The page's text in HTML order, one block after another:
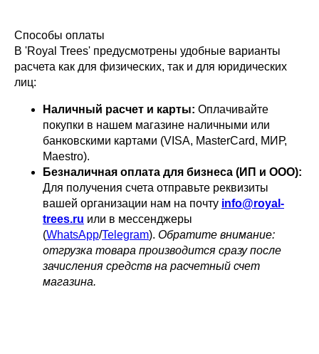
Способы оплаты
В 'Royal Trees' предусмотрены удобные варианты
расчета как для физических, так и для юридических
лиц:
Наличный расчет и карты: Оплачивайте
покупки в нашем магазине наличными или
банковскими картами (VISA, MasterCard, МИР,
Maestro).
Безналичная оплата для бизнеса (ИП и ООО):
Для получения счета отправьте реквизиты
вашей организации нам на почту info@royal-
trees.ru или в мессенджеры
(WhatsApp/Telegram). Обратите внимание:
отгрузка товара производится сразу после
зачисления средств на расчетный счет
магазина.